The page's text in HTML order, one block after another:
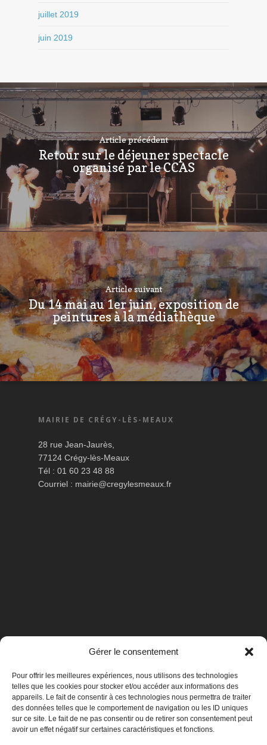
Gérer le consentement
Pour offrir les meilleures expériences, nous utilisons des technologies
telles que les cookies pour stocker et/ou accéder aux informations des
appareils. Le fait de consentir à ces technologies nous permettra de traiter
des données telles que le comportement de navigation ou les ID uniques
sur ce site. Le fait de ne pas consentir ou de retirer son consentement peut
avoir un effet négatif sur certaines caractéristiques et fonctions.
juillet 2019
juin 2019
Article précédent
Retour sur le déjeuner spectacle
organisé par le CCAS
Article suivant
Du 14 mai au 1er juin, exposition de
peintures à la médiathèque
MAIRIE DE CRÉGY-LÈS-MEAUX
28 rue Jean-Jaurès,
77124 Crégy-lès-Meaux
Tél : 01 60 23 48 88
Courriel : mairie@cregylesmeaux.fr
Mentions légales